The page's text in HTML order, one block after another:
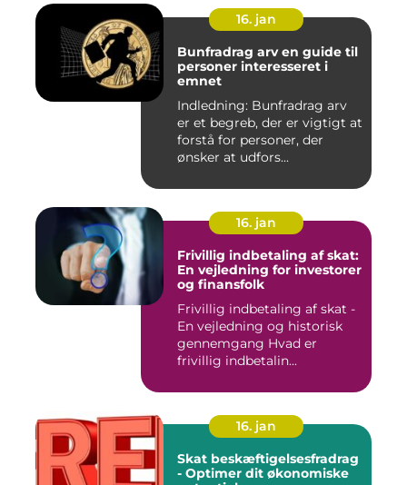
16. jan
Bunfradrag arv en guide til
personer interesseret i
emnet
Indledning: Bunfradrag arv
er et begreb, der er vigtigt at
forstå for personer, der
ønsker at udfors...
16. jan
Frivillig indbetaling af skat:
En vejledning for investorer
og finansfolk
Frivillig indbetaling af skat -
En vejledning og historisk
gennemgang Hvad er
frivillig indbetalin...
16. jan
Skat beskæftigelsesfradrag
- Optimer dit økonomiske